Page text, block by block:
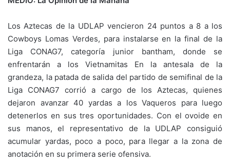
Los Aztecas de la UDLAP vencieron 24 puntos a 8 a los
Cowboys Lomas Verdes, para instalarse en la final de la
Liga CONAG7, categoría junior bantham, donde se
enfrentarán a los Vietnamitas En la antesala de la
grandeza, la patada de salida del partido de semifinal de la
Liga CONAG7 corrió a cargo de los Aztecas, quienes
dejaron avanzar 40 yardas a los Vaqueros para luego
detenerlos en sus tres oportunidades. Con el ovoide en
sus manos, el representativo de la UDLAP consiguió
acumular yardas, poco a poco, para llegar a la zona de
anotación en su primera serie ofensiva.